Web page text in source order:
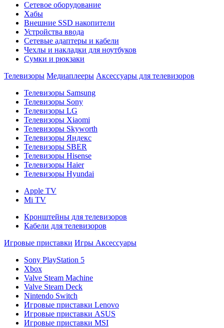
Сетевое оборудование
Хабы
Внешние SSD накопители
Устройства ввода
Сетевые адаптеры и кабели
Чехлы и накладки для ноутбуков
Сумки и рюкзаки
Телевизоры Медиаплееры Аксессуары для телевизоров
Телевизоры Samsung
Телевизоры Sony
Телевизоры LG
Телевизоры Xiaomi
Телевизоры Skyworth
Телевизоры Яндекс
Телевизоры SBER
Телевизоры Hisense
Телевизоры Haier
Телевизоры Hyundai
Apple TV
Mi TV
Кронштейны для телевизоров
Кабели для телевизоров
Игровые приставки Игры Аксессуары
Sony PlayStation 5
Xbox
Valve Steam Machine
Valve Steam Deck
Nintendo Switch
Игровые приставки Lenovo
Игровые приставки ASUS
Игровые приставки MSI